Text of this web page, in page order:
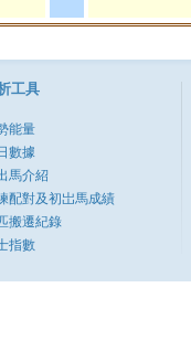
工具
能量
數據
馬介紹
配對及初岀馬成績
搬遷紀錄
指數